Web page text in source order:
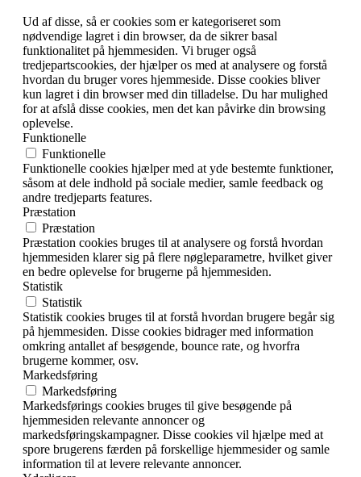
Ud af disse, så er cookies som er kategoriseret som
nødvendige lagret i din browser, da de sikrer basal
funktionalitet på hjemmesiden. Vi bruger også
tredjepartscookies, der hjælper os med at analysere og forstå
hvordan du bruger vores hjemmeside. Disse cookies bliver
kun lagret i din browser med din tilladelse. Du har mulighed
for at afslå disse cookies, men det kan påvirke din browsing
oplevelse.
Funktionelle
Funktionelle
Funktionelle cookies hjælper med at yde bestemte funktioner,
såsom at dele indhold på sociale medier, samle feedback og
andre tredjeparts features.
Præstation
Præstation
Præstation cookies bruges til at analysere og forstå hvordan
hjemmesiden klarer sig på flere nøgleparametre, hvilket giver
en bedre oplevelse for brugerne på hjemmesiden.
Statistik
Statistik
Statistik cookies bruges til at forstå hvordan brugere begår sig
på hjemmesiden. Disse cookies bidrager med information
omkring antallet af besøgende, bounce rate, og hvorfra
brugerne kommer, osv.
Markedsføring
Markedsføring
Markedsførings cookies bruges til give besøgende på
hjemmesiden relevante annoncer og
markedsføringskampagner. Disse cookies vil hjælpe med at
spore brugerens færden på forskellige hjemmesider og samle
information til at levere relevante annoncer.